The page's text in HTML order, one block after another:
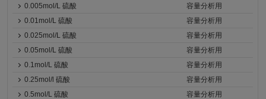
0.005mol/L 硫酸
容量分析用
0.01mol/L 硫酸
容量分析用
0.025mol/L 硫酸
容量分析用
0.05mol/L 硫酸
容量分析用
0.1mol/L 硫酸
容量分析用
0.25mol/l 硫酸
容量分析用
0.5mol/L 硫酸
容量分析用